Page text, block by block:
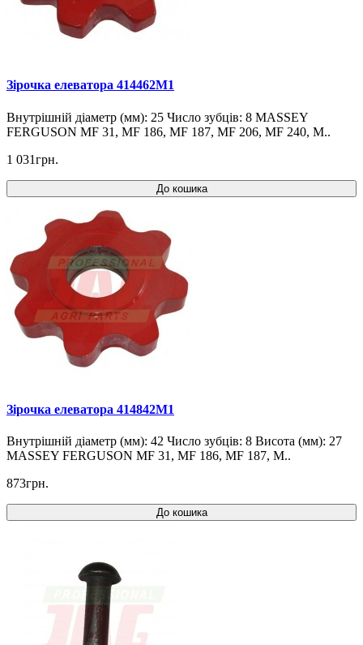
Зірочка елеватора 414462M1
Внутрішній діаметр (мм): 25 Число зубців: 8 MASSEY
FERGUSON MF 31, MF 186, MF 187, MF 206, MF 240, M..
1 031грн.
До кошика
Зірочка елеватора 414842M1
Внутрішній діаметр (мм): 42 Число зубців: 8 Висота (мм): 27
MASSEY FERGUSON MF 31, MF 186, MF 187, M..
873грн.
До кошика